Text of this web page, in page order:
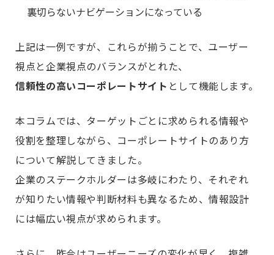
裏切らないナビゲーションになっている
上記は一例ですが、これらが揃うことで、ユーザー
視点と企業視点のバランスがとれた、
信頼性の高いコーポレートサイト として機能します。
本コラムでは、ターゲットごとに求められる情報や
役割を整理しながら、コーポレートサイトのあり方
について解説してきました。
企業のステークホルダーは多岐にわたり、それぞれ
が知りたい情報や判断材料も異なるため、情報設計
には幅広い視点が求められます。